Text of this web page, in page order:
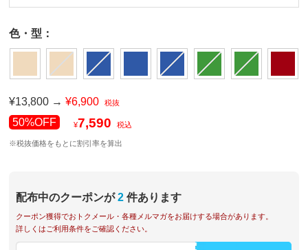
色・型：
¥13,800 →¥6,900 税抜
50%OFF ¥7,590 税込
※税抜価格をもとに割引率を算出
配布中のクーポンが 2 件あります
クーポン獲得でおトクメール・各種メルマガをお届けする場合があります。
詳しくはご利用条件をご確認ください。